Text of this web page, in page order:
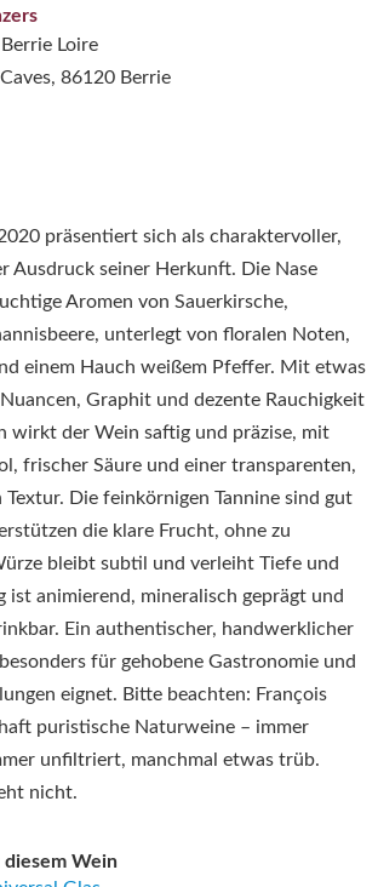
präsentiert sich als charaktervoller,
Ausdruck seiner Herkunft. Die Nase
Aromen von Sauerkirsche,
unterlegt von floralen Noten,
einem Hauch weißem Pfeffer. Mit etwas
Graphit und dezente Rauchigkeit
wirkt der Wein saftig und präzise, mit
frischer Säure und einer transparenten,
Die feinkörnigen Tannine sind gut
die klare Frucht, ohne zu
bleibt subtil und verleiht Tiefe und
ist animierend, mineralisch geprägt und
Ein authentischer, handwerklicher
für gehobene Gastronomie und
eignet. Bitte beachten: François
puristische Naturweine – immer
unfiltriert, manchmal etwas trüb.
nicht.
diesem Wein
Loire
86120 Berrie